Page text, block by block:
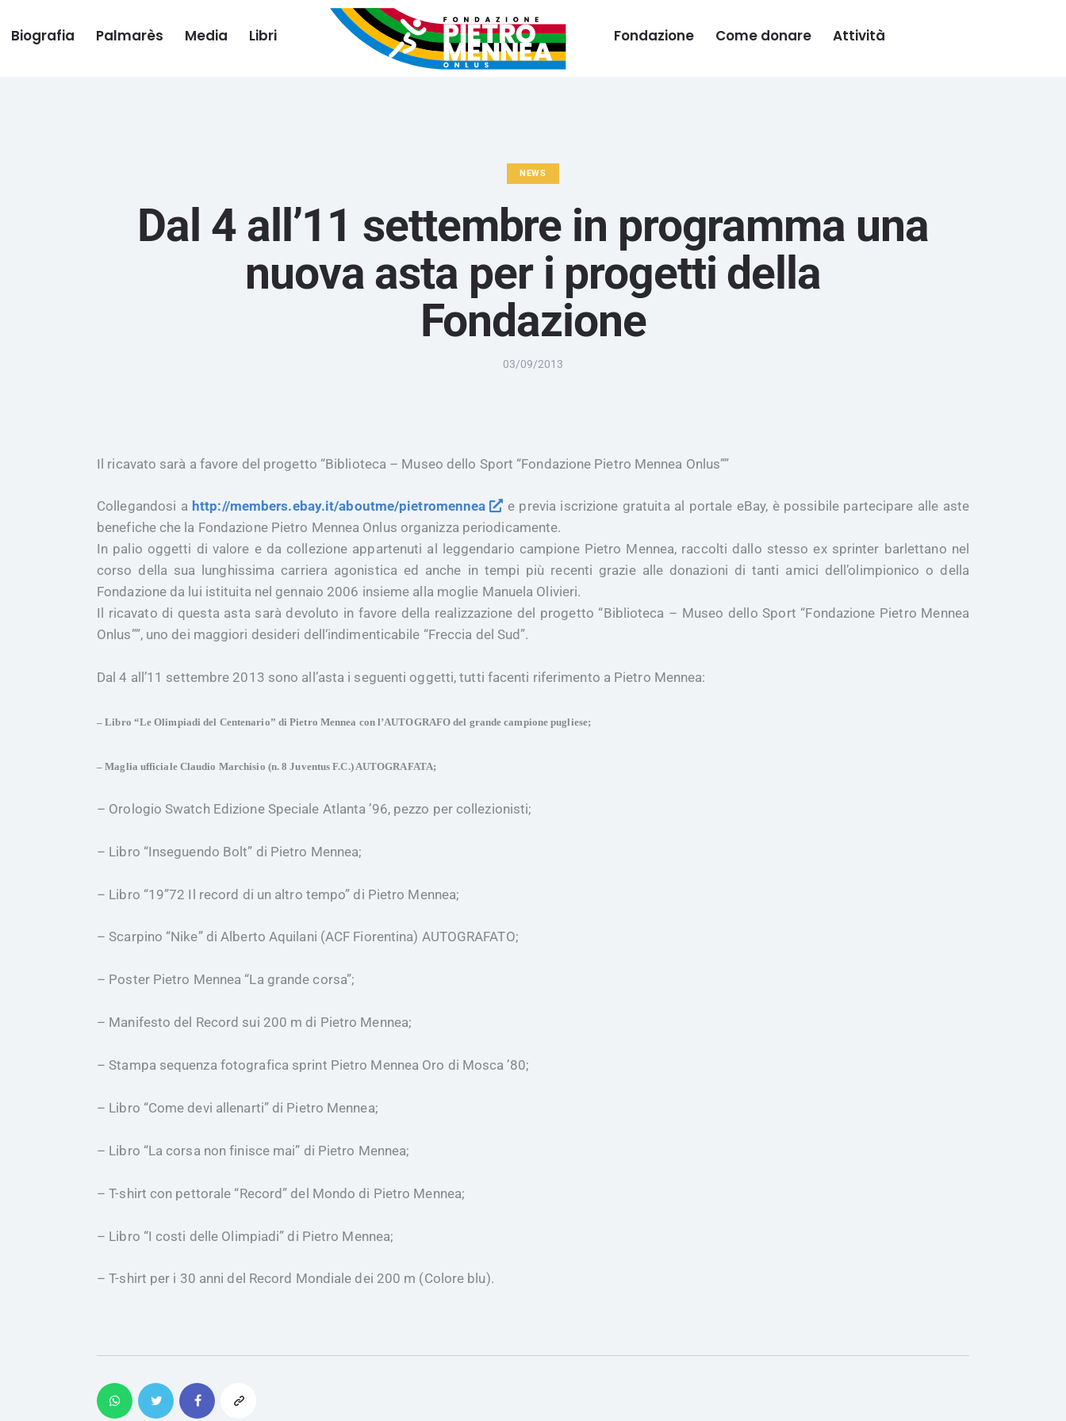
Biografia Palmarès Media Libri Fondazione Come donare Attività
NEWS
Dal 4 all’11 settembre in programma una
nuova asta per i progetti della
Fondazione
03/09/2013
Il ricavato sarà a favore del progetto “Biblioteca – Museo dello Sport “Fondazione Pietro Mennea Onlus””
Collegandosi a http://members.ebay.it/aboutme/pietromennea
e previa iscrizione gratuita al portale eBay, è possibile partecipare alle aste
benefiche che la Fondazione Pietro Mennea Onlus organizza periodicamente.
In palio oggetti di valore e da collezione appartenuti al leggendario campione Pietro Mennea, raccolti dallo stesso ex sprinter barlettano nel
corso della sua lunghissima carriera agonistica ed anche in tempi più recenti grazie alle donazioni di tanti amici dell’olimpionicoo della
Fondazione da lui istituita nel gennaio 2006 insieme alla moglie Manuela Ol ivieri.
Il ricavato di questa asta sarà devoluto in favore della realizzazione del progetto “Biblioteca – Museo dello Sport “Fondazione Pietro Mennea
Onlus””, uno dei maggiori desideri dell ‘indimenticabile “Freccia del Sud”.
Dal 4 al l’11 settembre 201 3 sono all’asta i seguenti oggetti, tutti facenti riferimento a Pietro Mennea:
– Libro “Le Olimpiadi del Centenario” di Pietro Mennea con l’AUTOGRAFO del grande campione pugliese;
– Maglia ufficiale Claudio Marchisio (n. 8 Juventus F.C.) AUTOGRAFATA;
– Orologio Swatch Edizione Speciale Atlanta ’96, pezzo per collezionisti;
– Libro “Inseguendo Bolt” di Pietro Mennea;
– Libro “19”72 Il record di un altro tempo” di Pietro Mennea;
– Scarpino “Nike” di Alberto Aquilani (ACF Fiorentina) AUTOGRAFATO;
– Poster Pietro Mennea “La grande corsa”;
– Manifesto del Record sui 200 m di Pietro Mennea;
– Stampa sequenza fotografica sprint Pietro Mennea Oro di Mosca ’80;
– Libro “Come devi allenarti” di Pietro Mennea;
– Libro “La corsa non finisce mai” di Pietro Mennea;
– T-shirt con pettorale “Record” del Mondo di Pietro Mennea;
– Libro “I costi delle Olimpiadi” di Pietro Mennea;
– T-shirt per i 30 anni del Record Mondiale dei 200 m (Colore blu).